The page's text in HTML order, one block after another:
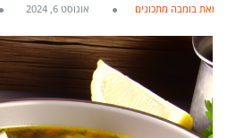
מאת בומבה מתכונים אוגוסט 6, 2024